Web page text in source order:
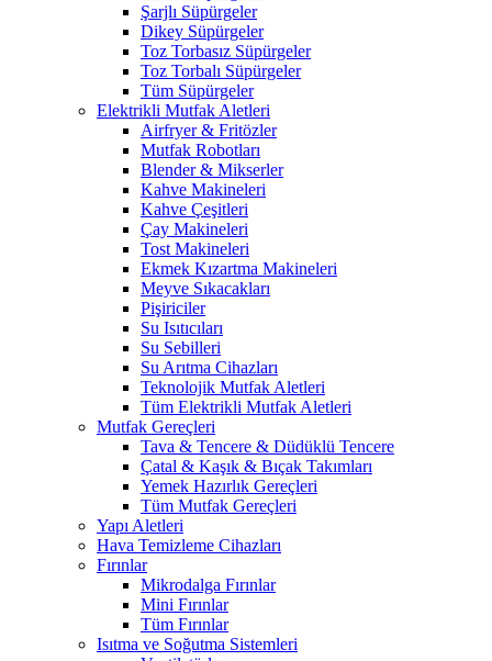
Şarjlı Süpürgeler
Dikey Süpürgeler
Toz Torbasız Süpürgeler
Toz Torbalı Süpürgeler
Tüm Süpürgeler
Elektrikli Mutfak Aletleri
Airfryer & Fritözler
Mutfak Robotları
Blender & Mikserler
Kahve Makineleri
Kahve Çeşitleri
Çay Makineleri
Tost Makineleri
Ekmek Kızartma Makineleri
Meyve Sıkacakları
Pişiriciler
Su Isıtıcıları
Su Sebilleri
Su Arıtma Cihazları
Teknolojik Mutfak Aletleri
Tüm Elektrikli Mutfak Aletleri
Mutfak Gereçleri
Tava & Tencere & Düdüklü Tencere
Çatal & Kaşık & Bıçak Takımları
Yemek Hazırlık Gereçleri
Tüm Mutfak Gereçleri
Yapı Aletleri
Hava Temizleme Cihazları
Fırınlar
Mikrodalga Fırınlar
Mini Fırınlar
Tüm Fırınlar
Isıtma ve Soğutma Sistemleri